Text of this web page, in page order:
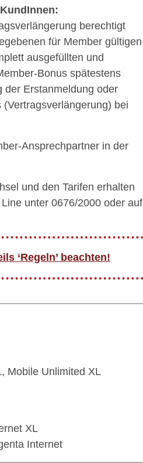
berechtigt
für Member gültigen
ausgefüllten und
Bonus spätestens
der Erstanmeldung oder
bei
Ansprechpartner in der
und den Tarifen erhalten
unter 0676/2000 oder auf
‘Regeln’ beachten!
Mobile Unlimited XL
XL
Internet